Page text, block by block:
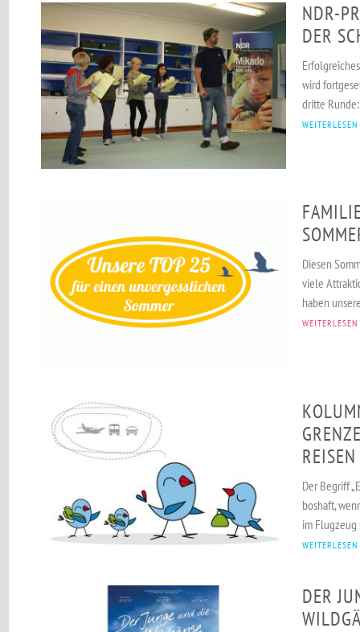
NDR-
DER
wird
dritte
WEITERLESEN
Diesen
viele
haben
WEITERLESEN
REISEN
Der Begriff
boshaft,
im Flugzeug
WEITERLESEN
DER